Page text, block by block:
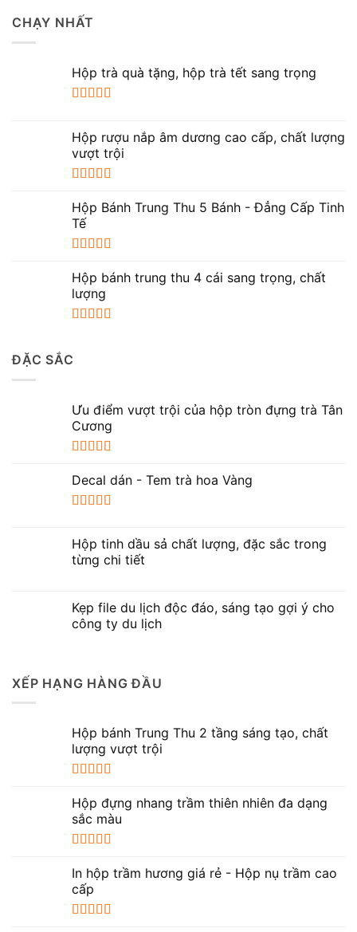
CHẠY NHẤT
Hộp trà quà tặng, hộp trà tết sang trọng
sao
Hộp rượu nắp âm dương cao cấp, chất lượng
vượt trội
hạng 5.005
sao
Hộp Bánh Trung Thu 5 Bánh - Đẳng Cấp Tinh
Tế
hạng 5.005
sao
Hộp bánh trung thu 4 cái sang trọng, chất
lượng
sao
ĐẶC SẮC
Ưu điểm vượt trội của hộp tròn đựng trà Tân
Cương
hạng5.005
Decal dán - Tem trà hoa Vàng
sao
Hộp tinh dầu sả chất lượng, đặc sắc trong
từng chi tiết
Kẹp file du lịch độc đáo, sáng tạo gợi ý cho
công ty du lịch
XẾP HẠNG HÀNG ĐẦU
Hộp bánh Trung Thu 2 tầng sáng tạo, chất
lượng vượt trội
hạng 5.005
sao
Hộp đựng nhang trầm thiên nhiên đa dạng
sắc màu
hạng5.005
sao
In hộp trầm hương giá rẻ - Hộp nụ trầm cao
cấp